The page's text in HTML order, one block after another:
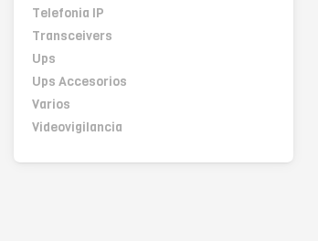
Telefonia IP
Transceivers
Ups
Ups Accesorios
Varios
Videovigilancia